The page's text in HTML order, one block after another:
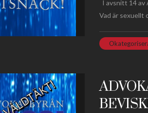
I avsnitt 14
Vad är sexuellt